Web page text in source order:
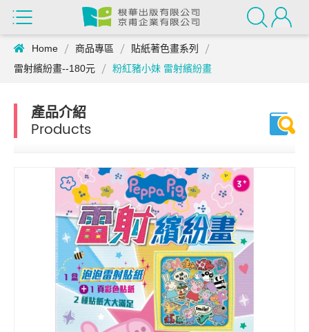
Home 商品專區
貼紙著色畫系列
雷射繽紛畫--180元
粉紅豬小妹 雷射繽紛畫
產品介紹
Products